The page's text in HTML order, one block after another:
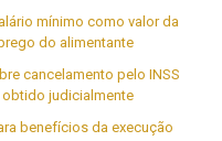
mínimo como valor da
do alimentante
cancelamento pelo INSS
judicialmente
benefícios da execução